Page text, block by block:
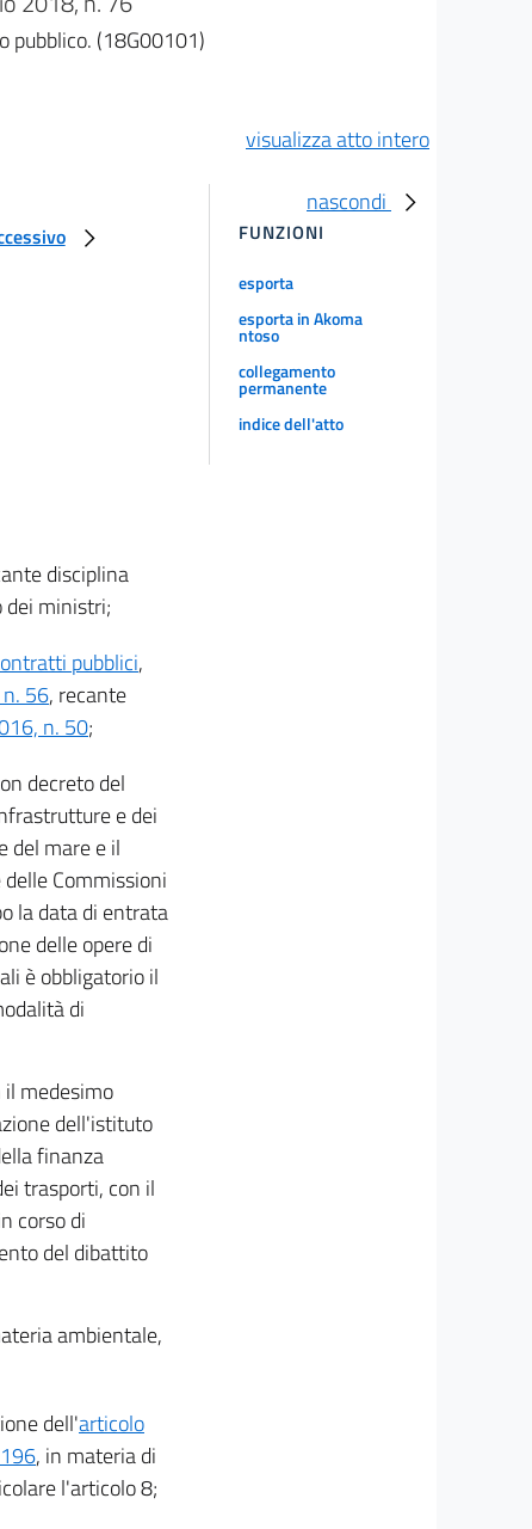
pubblico. (18G00101)
visualizza atto intero
disciplina
dei ministri;
pubblici,
56, recante
n. 50;
decreto del
e dei
del mare e il
Commissioni
la data di entrata
delle opere di
è obbligatorio il
di
medesimo
dell'istituto
finanza
trasporti, con il
corso di
del dibattito
ambientale,
dell'articolo
, in materia di
l'articolo 8;
nascondi
FUNZIONI
esporta
esporta in Akoma
ntoso
collegamento
permanente
indice dell'atto